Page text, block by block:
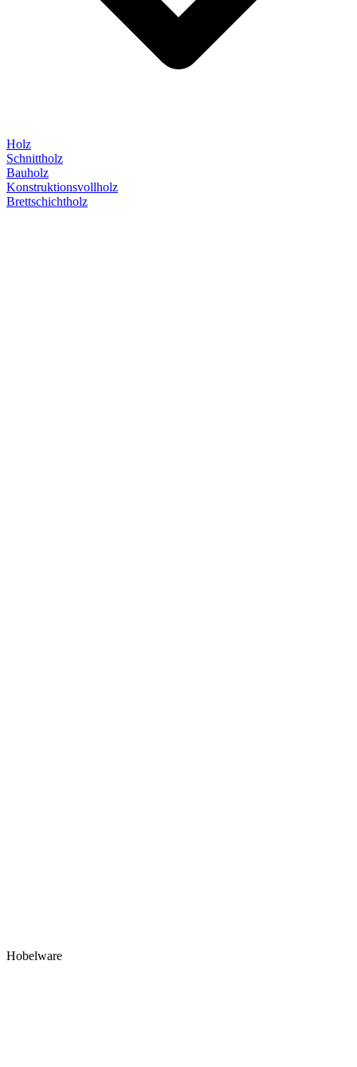
Holz
Schnittholz
Bauholz
Konstruktionsvollholz
Brettschichtholz
Hobelware